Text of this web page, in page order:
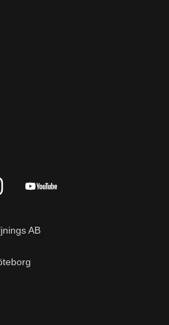
AB